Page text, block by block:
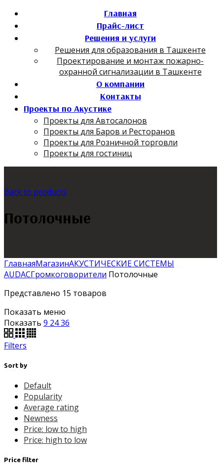
Главная
Прайс-лист
Решения и услуги
Решения для образования в Ташкенте
Проектирование и монтаж пожарно-
охранной сигнализации в Ташкенте
О компании
Контакты
Проекты по Акустике
Проекты для Автосалонов
Проекты для Баров и Ресторанов
Проекты для Розничной торговли
Проекты для гостиниц
Back to products
Потолочные
ГлавнаяМагазинАКУСТИЧЕСКИЕ СИСТЕМЫ
AUDACГромкоговорители Потолочные
Представлено 15 товаров
Показать меню
Показать 9 2436
Filters
Sort by
Default
Popularity
Average rating
Newness
Price: low to high
Price: high to low
Price filter